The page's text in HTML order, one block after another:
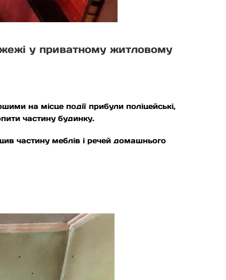
у приватному житловому
на місце події прибули поліцейські,
частину будинку.
частину меблів і речей домашнього